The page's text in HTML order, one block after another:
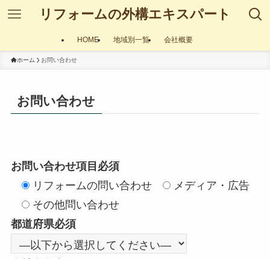
リフォームの外構エキスパート
HOME 地域別一覧 会社概要
ホーム お問い合わせ
お問い合わせ
お問い合わせ項目 必須
リフォームの問い合わせ
メディア・広告
その他問い合わせ
都道府県必須